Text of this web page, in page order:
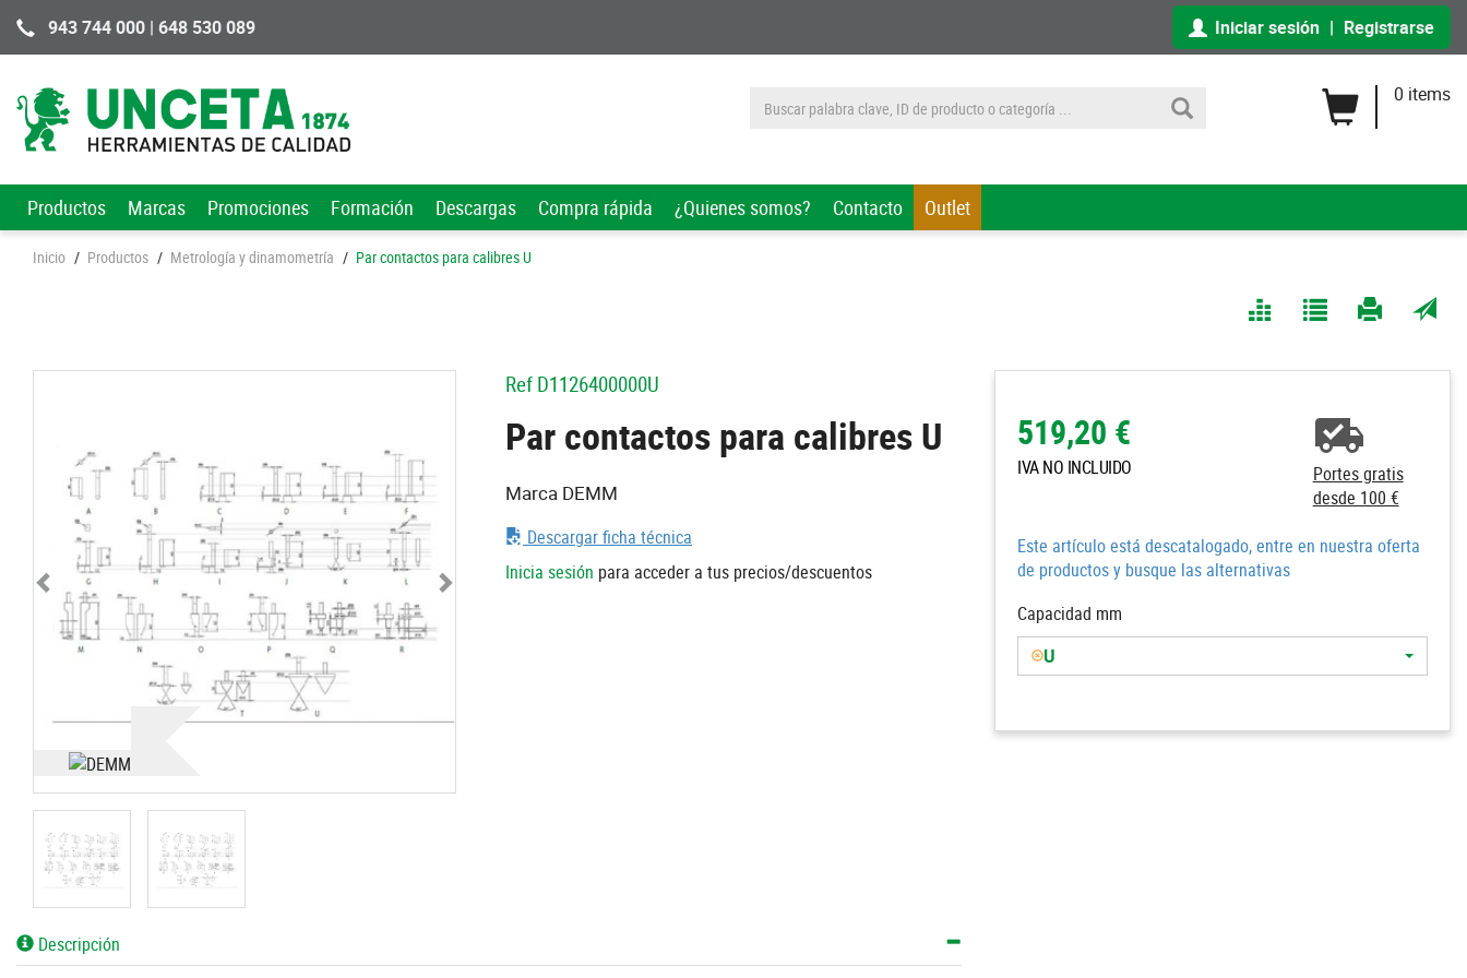
943 744 000 | 648 530 089 Iniciar sesión | Registrarse
0 items
Productos Marcas Promociones Formación Descargas Compra rápida ¿Quienes somos? Contacto Outlet
Inicio / Productos / Metrología y dinamometría / Par contactos para calibres U
RefD1126400000U
Par contactos para calibres U 519,20 €
IVA NO INCLUIDO
Portes gratis
desde 100 €
Este artículo está descatalogado, entre en nuestra oferta
de productos y busque las alternativas
Capacidad mm
U
Marca DEMM
Descargar ficha técnica
Inicia sesión para acceder a tus precios/descuentos
Descripción